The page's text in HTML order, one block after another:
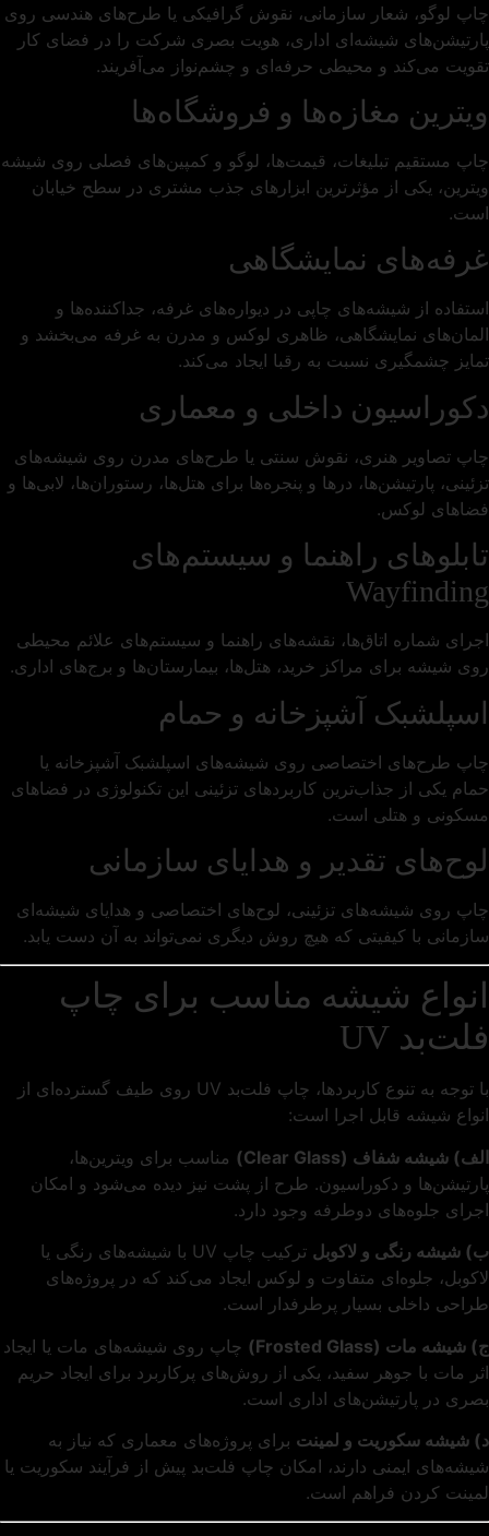
چاپ لوگو، شعار سازمانی، نقوش گرافیکی یا طرح‌های هندسی روی
پارتیشن‌های شیشه‌ای اداری، هویت بصری شرکت را در فضای کار
تقویت می‌کند و محیطی حرفه‌ای و چشم‌نواز می‌آفریند.
ویترین مغازه‌ها و فروشگاه‌ها
چاپ مستقیم تبلیغات، قیمت‌ها، لوگو و کمپین‌های فصلی روی شیشه
ویترین، یکی از مؤثرترین ابزارهای جذب مشتری در سطح خیابان
است.
غرفه‌های نمایشگاهی
استفاده از شیشه‌های چاپی در دیواره‌های غرفه، جداکننده‌ها و
المان‌های نمایشگاهی، ظاهری لوکس و مدرن به غرفه می‌بخشد و
تمایز چشمگیری نسبت به رقبا ایجاد می‌کند.
دکوراسیون داخلی و معماری
چاپ تصاویر هنری، نقوش سنتی یا طرح‌های مدرن روی شیشه‌های
تزئینی، پارتیشن‌ها، درها و پنجره‌ها برای هتل‌ها، رستوران‌ها، لابی‌ها و
فضاهای لوکس.
تابلوهای راهنما و سیستم‌های
Wayfinding
اجرای شماره اتاق‌ها، نقشه‌های راهنما و سیستم‌های علائم محیطی
روی شیشه برای مراکز خرید، هتل‌ها، بیمارستان‌ها و برج‌های اداری.
اسپلشبک آشپزخانه و حمام
چاپ طرح‌های اختصاصی روی شیشه‌های اسپلشبک آشپزخانه یا
حمام یکی از جذاب‌ترین کاربردهای تزئینی این تکنولوژی در فضاهای
مسکونی و هتلی است.
لوح‌های تقدیر و هدایای سازمانی
چاپ روی شیشه‌های تزئینی، لوح‌های اختصاصی و هدایای شیشه‌ای
سازمانی با کیفیتی که هیچ روش دیگری نمی‌تواند به آن دست یابد.
انواع شیشه مناسب برای چاپ
فلت‌بد UV
با توجه به تنوع کاربردها، چاپ فلت‌بد UV روی طیف گسترده‌ای از
انواع شیشه قابل اجرا است:
الف) شیشه شفاف (Clear Glass)
مناسب برای ویترین‌ها،
پارتیشن‌ها و دکوراسیون. طرح از پشت نیز دیده می‌شود و امکان
اجرای جلوه‌های دوطرفه وجود دارد.
ب) شیشه رنگی و لاکوبل
ترکیب چاپ UV با شیشه‌های رنگی یا
لاکوبل، جلوه‌ای متفاوت و لوکس ایجاد می‌کند که در پروژه‌های
طراحی داخلی بسیار پرطرفدار است.
ج) شیشه مات (Frosted Glass)
چاپ روی شیشه‌های مات یا ایجاد
اثر مات با جوهر سفید، یکی از روش‌های پرکاربرد برای ایجاد حریم
بصری در پارتیشن‌های اداری است.
د) شیشه سکوریت و لمینت برای پروژه‌های معماری که نیاز به
شیشه‌های ایمنی دارند، امکان چاپ فلت‌بد پیش از فرآیند سکوریت یا
لمینت کردن فراهم است.